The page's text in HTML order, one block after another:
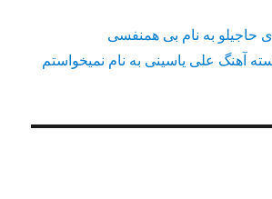
حاجیلو به نام بی همنفسی
آهنگ علی یاسینی به نام نمیخواستم